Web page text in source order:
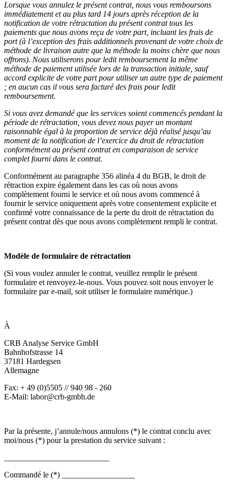
Lorsque vous annulez le présent contrat, nous vous remboursons
immédiatement et au plus tard 14 jours après réception de la
notification de votre rétractation du présent contrat tous les
paiements que nous avons reçu de votre part, incluant les frais de
port (à l’exception des frais additionnels provenant de votre choix de
méthode de livraison autre que la méthode la moins chère que nous
offrons). Nous utiliserons pour ledit remboursement la même
méthode de paiement utilisée lors de la transaction initiale, sauf
accord explicite de votre part pour utiliser un autre type de paiement
; en aucun cas il vous sera facturé des frais pour ledit
remboursement.
Si vous avez demandé que les services soient commencés pendant la
période de rétractation, vous devez nous payer un montant
raisonnable égal à la proportion de service déjà réalisé jusqu’au
moment de la notification de l’exercice du droit de rétractation
conformément au présent contrat en comparaison de service
complet fourni dans le contrat.
Conformément au paragraphe 356 alinéa 4 du BGB, le droit de
rétraction expire également dans les cas où nous avons
complètement fourni le service et où nous avons commencé à
fournir le service uniquement après votre consentement explicite et
confirmé votre connaissance de la perte du droit de rétractation du
présent contrat dès que nous avons complètement rempli le contrat.
Modèle de formulaire de rétractation
(Si vous voulez annuler le contrat, veuillez remplir le présent
formulaire et renvoyez-le-nous. Vous pouvez soit nous envoyer le
formulaire par e-mail, soit utiliser le formulaire numérique.)
À
CRB Analyse Service GmbH
Bahnhofstrasse 14
37181 Hardegsen
Allemagne
Fax: + 49 (0)5505 // 940 98 - 260
E-Mail: labor@crb-gmbh.de
Par la présente, j’annule/nous annulons (*) le contrat conclu avec
moi/nous (*) pour la prestation du service suivant :
Commandé le (*) __________________